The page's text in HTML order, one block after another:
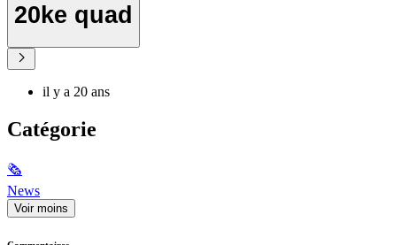
20ke quad
il y a 20 ans
Catégorie
🗞
News
Voir moins